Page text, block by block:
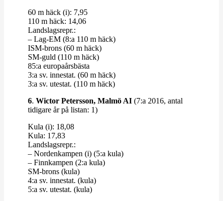
60 m häck (i): 7,95
110 m häck: 14,06
Lands­lagsrepr.:
– Lag-​​EM (8:a 110 m häck)
ISM-​​brons (60 m häck)
SM-​​guld (110 m häck)
85:a euro­pa­års­bästa
3:a sv. innestat. (60 m häck)
3:a sv. utestat. (110 m häck)
6. Wictor Petersson, Malmö AI (7:a 2016, antal
tidigare år på listan: 1)
Kula (i): 18,08
Kula: 17,83
Lands­lagsrepr.:
– Nor­den­kampen (i) (5:a kula)
– Finn­kampen (2:a kula)
SM-​​brons (kula)
4:a sv. innestat. (kula)
5:a sv. utestat. (kula)